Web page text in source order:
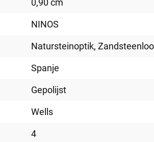
0,90 cm
NINOS
Natursteinoptik,
Spanje
Gepolijst
Wells
4